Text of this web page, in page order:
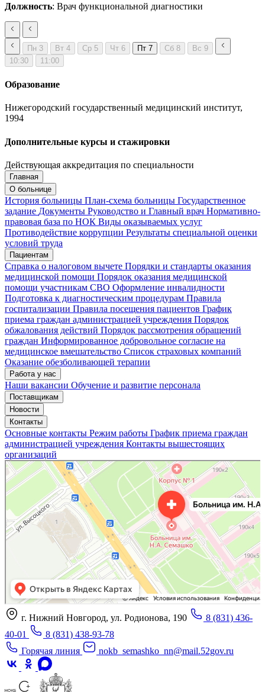
Должность: Врач функциональной диагностики
Пн 3 Вт 4 Ср 5 Чт 6 Пт 7 Сб 8 Вс 9
10:30
11:00
Образование
Нижегородский государственный медицинский институт,
1994
Дополнительные курсы и стажировки
Действующая аккредитация по специальности
Запись на приём
Подтвердить запись Отмена
Запись подтверждена
Мои записи
Главная
О больнице
История больницы План-схема больницы Государственное
задание Документы Руководство и Главный врач Нормативно-
правовая база по НОК Виды оказываемых услуг
Противодействие коррупции Результаты специальной оценки
условий труда
Пациентам
Справка о налоговом вычете Порядки и стандарты оказания
медицинской помощи Порядок оказания медицинской
помощи участникам СВО Оформление инвалидности
Подготовка к диагностическим процедурам Правила
госпитализации Правила посещения пациентов График
приема граждан администрацией учреждения Порядок
обжалования действий Порядок рассмотрения обращений
граждан Информированное добровольное согласие на
медицинское вмешательство Список страховых компаний
Оказание обезболивающей терапии
Работа у нас
Наши вакансии Обучение и развитие персонала
Поставщикам
Новости
Контакты
Основные контакты Режим работы График приема граждан
администрацией учреждения Контакты вышестоящих
организаций
«Нижегородская областная клиническая больница имени Н.А. Семашко»
Отделение больницы, госпиталя в Нижнем Новгороде
Больница для взрослых в Нижнем Новгороде
г. Нижний Новгород, ул. Родионова, 190
8 (831) 436-
40-01
8 (831) 438-93-78
Горячая линия
nokb_semashko_nn@mail.52gov.ru